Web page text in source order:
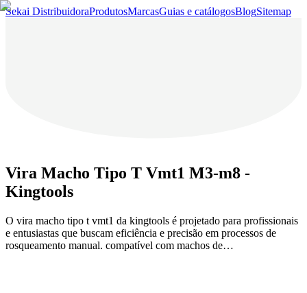
Sekai DistribuidoraProdutosMarcasGuias e catálogosBlogSitemap
Vira Macho Tipo T Vmt1 M3-m8 -
Kingtools
O vira macho tipo t vmt1 da kingtools é projetado para profissionais
e entusiastas que buscam eficiência e precisão em processos de
rosqueamento manual. compatível com machos de…